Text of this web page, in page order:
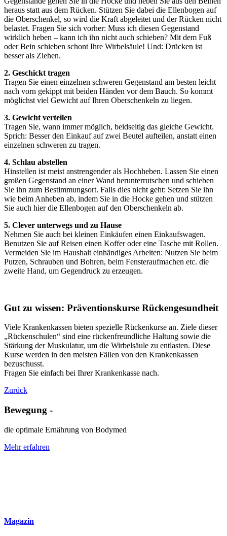
heraus statt aus dem Rücken. Stützen Sie dabei die Ellenbogen auf
die Oberschenkel, so wird die Kraft abgeleitet und der Rücken nicht
belastet. Fragen Sie sich vorher: Muss ich diesen Gegenstand
wirklich heben – kann ich ihn nicht auch schieben? Mit dem Fuß
oder Bein schieben schont Ihre Wirbelsäule! Und: Drücken ist
besser als Ziehen.
2. Geschickt tragen
Tragen Sie einen einzelnen schweren Gegenstand am besten leicht
nach vorn gekippt mit beiden Händen vor dem Bauch. So kommt
möglichst viel Gewicht auf Ihren Oberschenkeln zu liegen.
3. Gewicht verteilen
Tragen Sie, wann immer möglich, beidseitig das gleiche Gewicht.
Sprich: Besser den Einkauf auf zwei Beutel aufteilen, anstatt einen
einzelnen schweren zu tragen.
4. Schlau abstellen
Hinstellen ist meist anstrengender als Hochheben. Lassen Sie einen
großen Gegenstand an einer Wand herunterrutschen und schieben
Sie ihn zum Bestimmungsort. Falls dies nicht geht: Setzen Sie ihn
wie beim Anheben ab, indem Sie in die Hocke gehen und stützen
Sie auch hier die Ellenbogen auf den Oberschenkeln ab.
5. Clever unterwegs und zu Hause
Nehmen Sie auch bei kleinen Einkäufen einen Einkaufswagen.
Benutzen Sie auf Reisen einen Koffer oder eine Tasche mit Rollen.
Vermeiden Sie im Haushalt einhändiges Arbeiten: Nutzen Sie beim
Putzen, Schrauben und Bohren, beim Fensteraufmachen etc. die
zweite Hand, um Gegendruck zu erzeugen.
Gut zu wissen: Präventionskurse Rückengesundheit
Viele Krankenkassen bieten spezielle Rückenkurse an. Ziele dieser
„Rückenschulen“ sind eine rückenfreundliche Haltung sowie die
Stärkung der Muskulatur, um die Wirbelsäule zu entlasten. Diese
Kurse werden in den meisten Fällen von den Krankenkassen
bezuschusst.
Fragen Sie einfach bei Ihrer Krankenkasse nach.
Zurück
Bewegung -
die optimale Ernährung von Bodymed
Mehr erfahren
Magazin